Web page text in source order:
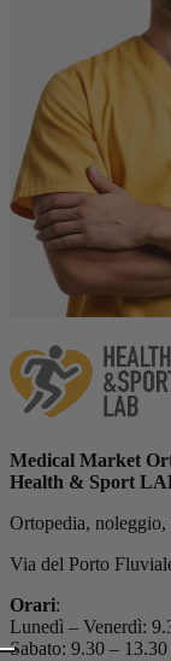
Medical Market
Health & Sport
Ortopedia,
Via del Porto
Orari:
Lunedì – Venerdì:
Sabato: 9.30 – 13.30